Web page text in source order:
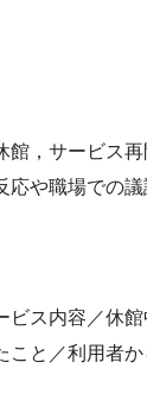
，サービス
や職場での
ス内容／休
と／利用者